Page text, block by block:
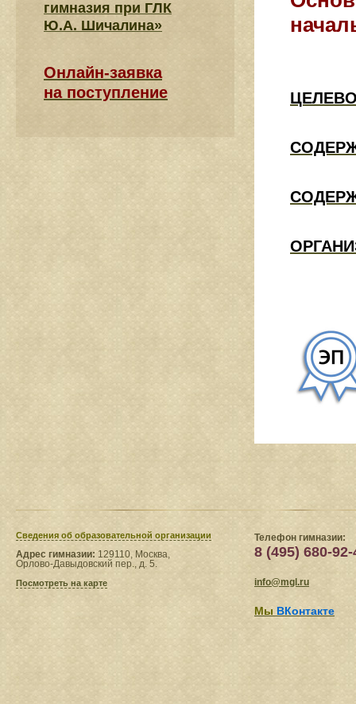
гимназия при ГЛК
Ю.А. Шичалина»
Онлайн-заявка
на поступление
Сведения​ об образовательной организации
Адрес гимназии: 129110, Москва,
Орлово-Давыдовский пер., д. 5.
Посмотреть на карте
Телефон гимназии:
8 (495) 680-92-
info@mgl.ru
Мы ВКонтакте